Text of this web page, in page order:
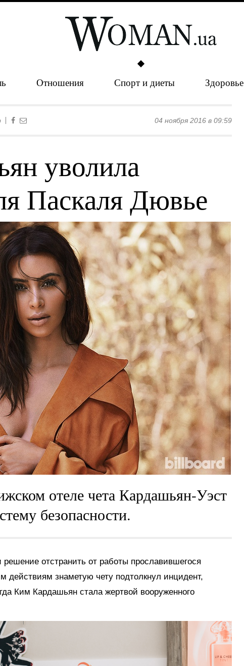
Отношения Спорт и диеты Здоровье
04 ноября 2016 в 09:59
уволила
Паскаля Дювье
отеле чета Кардашьян-Уэст
безопасности.
отстранить от работы прославившегося
действиям знаметую чету подтолкнул инцидент,
Ким Кардашьян стала жертвой вооруженного